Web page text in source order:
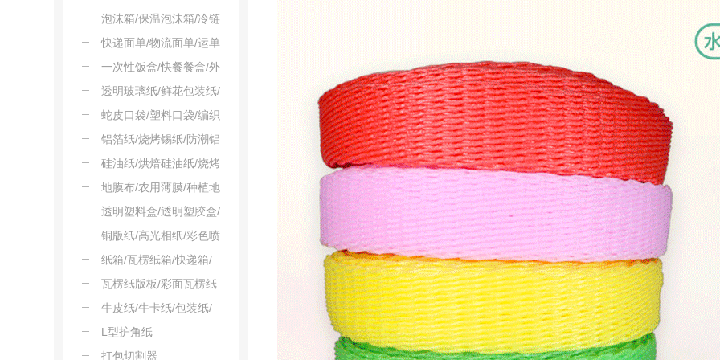
震网套用垃圾袋/一次性垃圾袋
泡沫箱/保温泡沫箱/冷链
泡沫箱/生鲜运输箱/快递
泡沫箱
快递面单/物流面单/运单
贴纸/快递运单/电子面单
一次性饭盒/快餐餐盒/外
卖餐盒/打包餐盒/汉堡餐
盒
透明玻璃纸/鲜花包装纸/
礼品透明纸/覆膜玻璃纸/
防尘透明纸
蛇皮口袋/塑料口袋/编织
袋/饲料袋/仓储包装袋
铝箔纸/烧烤锡纸/防潮铝
箔/隔热铝箔/保鲜铝箔
硅油纸/烘焙硅油纸/烧烤
油纸/隔离纸/蛋糕垫纸
地膜布/农用薄膜/种植地
膜/塑料地膜/农膜布
透明塑料盒/透明塑胶盒/
塑料收纳盒/吸塑透明盒/
注塑盒
铜版纸/高光相纸/彩色喷
墨铜版纸/光铜纸/高克重
铜版卡
纸箱/瓦楞纸箱/快递箱/
物流箱/电商箱
瓦楞纸版板/彩面瓦楞纸
板/蜂窝瓦楞纸板/瓦楞原
纸
牛皮纸/牛卡纸/包装纸/
书皮纸/打版纸
L型护角纸
打包切割器